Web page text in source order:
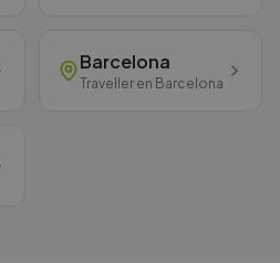
Barcelona
Traveller en Barcelona